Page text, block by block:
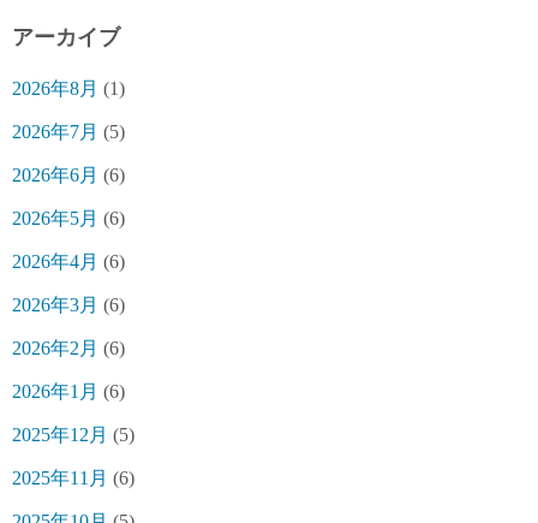
アーカイブ
2026年8月 (1)
2026年7月 (5)
2026年6月 (6)
2026年5月 (6)
2026年4月 (6)
2026年3月 (6)
2026年2月 (6)
2026年1月 (6)
2025年12月 (5)
2025年11月 (6)